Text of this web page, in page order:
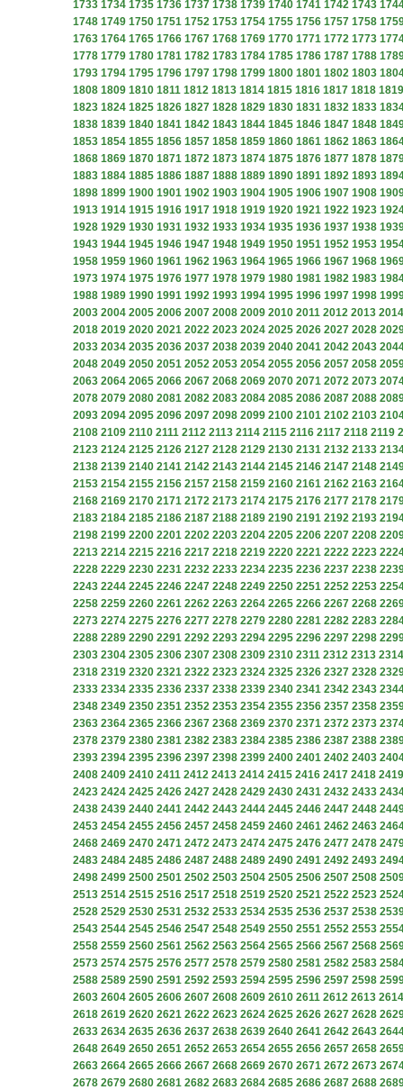
1733 1734 1735 1736 1737 1738 1739 1740 1741 1742 1743
1748 1749 1750 1751 1752 1753 1754 1755 1756 1757 1758
1763 1764 1765 1766 1767 1768 1769 1770 1771 1772 1773
1778 1779 1780 1781 1782 1783 1784 1785 1786 1787 1788
1793 1794 1795 1796 1797 1798 1799 1800 1801 1802 1803
1808 1809 1810 1811 1812 1813 1814 1815 1816 1817 1818 1819
1823 1824 1825 1826 1827 1828 1829 1830 1831 1832 1833
1838 1839 1840 1841 1842 1843 1844 1845 1846 1847 1848
1853 1854 1855 1856 1857 1858 1859 1860 1861 1862 1863
1868 1869 1870 1871 1872 1873 1874 1875 1876 1877 1878
1883 1884 1885 1886 1887 1888 1889 1890 1891 1892 1893
1898 1899 1900 1901 1902 1903 1904 1905 1906 1907 1908
1913 1914 1915 1916 1917 1918 1919 1920 1921 1922 1923
1928 1929 1930 1931 1932 1933 1934 1935 1936 1937 1938
1943 1944 1945 1946 1947 1948 1949 1950 1951 1952 1953
1958 1959 1960 1961 1962 1963 1964 1965 1966 1967 1968
1973 1974 1975 1976 1977 1978 1979 1980 1981 1982 1983
1988 1989 1990 1991 1992 1993 1994 1995 1996 1997 1998
2003 2004 2005 2006 2007 2008 2009 2010 2011 2012 2013 2014
2018 2019 2020 2021 2022 2023 2024 2025 2026 2027 2028
2033 2034 2035 2036 2037 2038 2039 2040 2041 2042 2043
2048 2049 2050 2051 2052 2053 2054 2055 2056 2057 2058
2063 2064 2065 2066 2067 2068 2069 2070 2071 2072 2073
2078 2079 2080 2081 2082 2083 2084 2085 2086 2087 2088
2093 2094 2095 2096 2097 2098 2099 2100 2101 2102 2103
2108 2109 2110 2111 2112 2113 2114 2115 2116 2117 2118 2119
2123 2124 2125 2126 2127 2128 2129 2130 2131 2132 2133
2138 2139 2140 2141 2142 2143 2144 2145 2146 2147 2148
2153 2154 2155 2156 2157 2158 2159 2160 2161 2162 2163
2168 2169 2170 2171 2172 2173 2174 2175 2176 2177 2178
2183 2184 2185 2186 2187 2188 2189 2190 2191 2192 2193
2198 2199 2200 2201 2202 2203 2204 2205 2206 2207 2208
2213 2214 2215 2216 2217 2218 2219 2220 2221 2222 2223
2228 2229 2230 2231 2232 2233 2234 2235 2236 2237 2238
2243 2244 2245 2246 2247 2248 2249 2250 2251 2252 2253
2258 2259 2260 2261 2262 2263 2264 2265 2266 2267 2268
2273 2274 2275 2276 2277 2278 2279 2280 2281 2282 2283
2288 2289 2290 2291 2292 2293 2294 2295 2296 2297 2298
2303 2304 2305 2306 2307 2308 2309 2310 2311 2312 2313 2314
2318 2319 2320 2321 2322 2323 2324 2325 2326 2327 2328
2333 2334 2335 2336 2337 2338 2339 2340 2341 2342 2343
2348 2349 2350 2351 2352 2353 2354 2355 2356 2357 2358
2363 2364 2365 2366 2367 2368 2369 2370 2371 2372 2373
2378 2379 2380 2381 2382 2383 2384 2385 2386 2387 2388
2393 2394 2395 2396 2397 2398 2399 2400 2401 2402 2403
2408 2409 2410 2411 2412 2413 2414 2415 2416 2417 2418 2419
2423 2424 2425 2426 2427 2428 2429 2430 2431 2432 2433
2438 2439 2440 2441 2442 2443 2444 2445 2446 2447 2448
2453 2454 2455 2456 2457 2458 2459 2460 2461 2462 2463
2468 2469 2470 2471 2472 2473 2474 2475 2476 2477 2478
2483 2484 2485 2486 2487 2488 2489 2490 2491 2492 2493
2498 2499 2500 2501 2502 2503 2504 2505 2506 2507 2508
2513 2514 2515 2516 2517 2518 2519 2520 2521 2522 2523
2528 2529 2530 2531 2532 2533 2534 2535 2536 2537 2538
2543 2544 2545 2546 2547 2548 2549 2550 2551 2552 2553
2558 2559 2560 2561 2562 2563 2564 2565 2566 2567 2568
2573 2574 2575 2576 2577 2578 2579 2580 2581 2582 2583
2588 2589 2590 2591 2592 2593 2594 2595 2596 2597 2598
2603 2604 2605 2606 2607 2608 2609 2610 2611 2612 2613 2614
2618 2619 2620 2621 2622 2623 2624 2625 2626 2627 2628
2633 2634 2635 2636 2637 2638 2639 2640 2641 2642 2643
2648 2649 2650 2651 2652 2653 2654 2655 2656 2657 2658
2663 2664 2665 2666 2667 2668 2669 2670 2671 2672 2673
2678 2679 2680 2681 2682 2683 2684 2685 2686 2687 2688